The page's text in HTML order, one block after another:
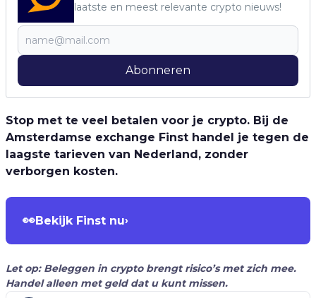
laatste en meest relevante crypto nieuws!
Abonneren
Stop met te veel betalen voor je crypto. Bij de
Amsterdamse exchange Finst handel je tegen de
laagste tarieven van Nederland, zonder
verborgen kosten.
👀Bekijk Finst nu›
Let op: Beleggen in crypto brengt risico’s met zich mee.
Handel alleen met geld dat u kunt missen.